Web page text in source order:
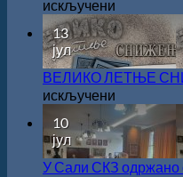
за
издања
српском
језику
искључени
САША
ЖИЧКЕ
ЗА
2026.
ГОДИНУ
13
јул
ВЕЛИКО ЛЕТЊЕ
искључени
ВЕЛИКО
ЛЕТЊЕ
10
јул
У Сали СКЗ одржано